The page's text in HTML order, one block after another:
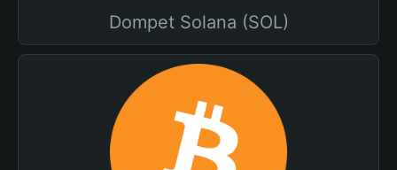
Dompet Solana (SOL)